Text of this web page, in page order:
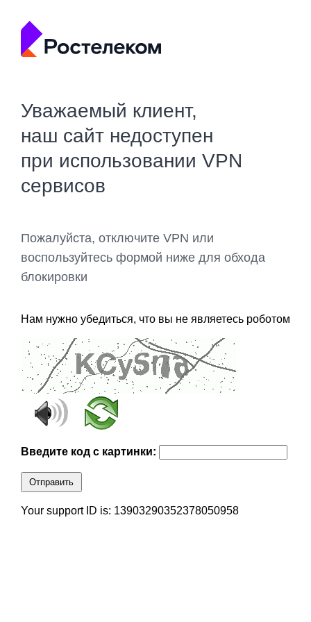
Уважаемый клиент,
наш сайт недоступен
при использовании VPN
сервисов
Пожалуйста, отключите VPN или
воспользуйтесь формой ниже для обхода
блокировки
Нам нужно убедиться, что вы не являетесь роботом
Введите код с картинки:
Отправить
Your support ID is: 13903290352378050958